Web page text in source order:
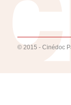
© 2015 - Cinédoc